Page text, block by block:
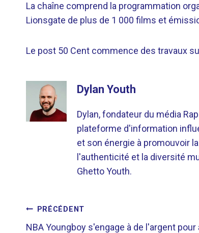
La chaîne comprend la programmation
Lionsgate de plus de 1 000 films et
Le post 50 Cent commence des travaux
Dylan Youth
Dylan, fondateur du média
plateforme d'information
et son énergie à promouvoir
l'authenticité et la diversité
Ghetto Youth.
NAVIGATION
PRÉCÉDENT
NBA Youngboy s'engage à de l'argent pour